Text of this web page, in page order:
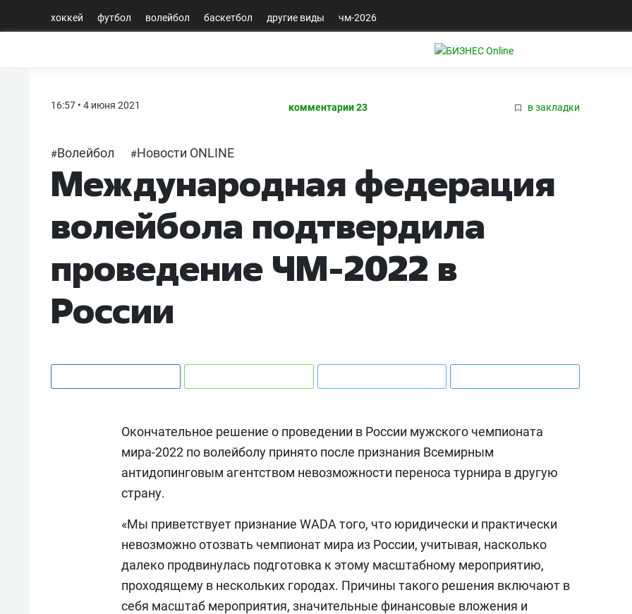
хоккей футбол волейбол баскетбол другие виды чм-2026
16:57 • 4 июня 2021 комментарии 23 в закладки
#Волейбол #Новости ONLINE
Международная федерация
волейбола подтвердила
проведение ЧМ-2022 в
России
Окончательное решение о проведении в России мужского чемпионата
мира-2022 по волейболу принято после признания Всемирным
антидопинговым агентством невозможности переноса турнира в другую
страну.
«Мы приветствует признание WADA того, что юридически и практически
невозможно отозвать чемпионат мира из России, учитывая, насколько
далеко продвинулась подготовка к этому масштабному мероприятию,
проходящему в нескольких городах. Причины такого решения включают в
себя масштаб мероприятия, значительные финансовые вложения и